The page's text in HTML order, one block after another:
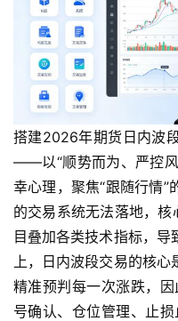
搭建2026年期货日内波
——以“顺势而为、严控风
幸心理，聚焦“跟随行情
的交易系统无法落地，核
目叠加各类技术指标，导
上，日内波段交易的核
精准预判每一次涨跌，
号确认、仓位管理、止